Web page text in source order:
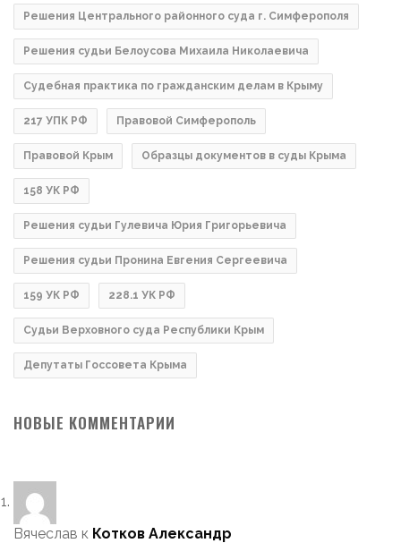
Решения Центрального районного суда г. Симферополя
Решения судьи Белоусова Михаила Николаевича
Судебная практика по гражданским делам в Крыму
217 УПК РФ Правовой Симферополь
Правовой Крым Образцы документов в суды Крыма
158 УК РФ
Решения судьи Гулевича Юрия Григорьевича
Решения судьи Пронина Евгения Сергеевича
159 УК РФ 228.1 УК РФ
Судьи Верховного суда Республики Крым
Депутаты Госсовета Крыма
НОВЫЕ КОММЕНТАРИИ
Вячеслав к Котков Александр